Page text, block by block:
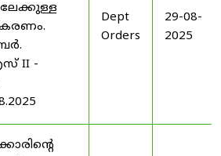
II -
Dept
Orders
29-08-
2025